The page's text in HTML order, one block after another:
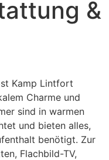
&
Kamp Lintfort
Charme und
sind in warmen
und bieten alles,
benötigt. Zur
Flachbild-TV,